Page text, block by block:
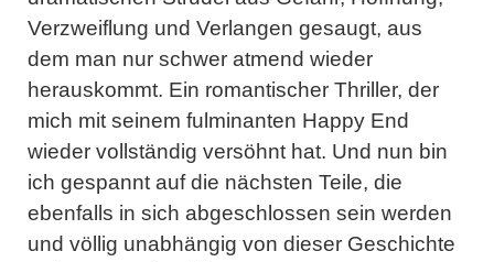
Verzweiflung und Verlangen gesaugt, aus
dem man nur schwer atmend wieder
herauskommt. Ein romantischer Thriller, der
mich mit seinem fulminanten Happy End
wieder vollständig versöhnt hat. Und nun bin
ich gespannt auf die nächsten Teile, die
ebenfalls in sich abgeschlossen sein werden
und völlig unabhängig von dieser Geschichte